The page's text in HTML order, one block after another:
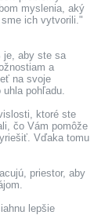
myslenia, aký
ich vytvorili."
je, aby ste sa
a
na svoje
uhla pohľadu.
ktoré ste
čo Vám pomôže
Vďaka tomu
priestor, aby
lepšie